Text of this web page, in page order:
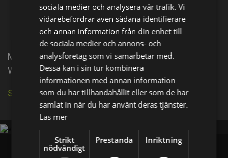
Marnie Dickens is known for Thirteen (2016),
Wilderness (2023) and Gold Digger (2019).
Se källa på IMDb
sociala medier och analysera vår trafik. Vi
vidarebefordrar även sådana identifierare
och annan information från din enhet till
de sociala medier och annons- och
analysföretag som vi samarbetar med.
Dessa kan i sin tur kombinera
informationen med annan information
som du har tillhandahållit eller som de har
samlat in när du har använt deras tjänster.
Läs mer
Strikt
nödvändigt
Prestanda Inriktning